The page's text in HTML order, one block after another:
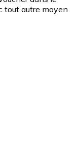
marques
tout autre moyen